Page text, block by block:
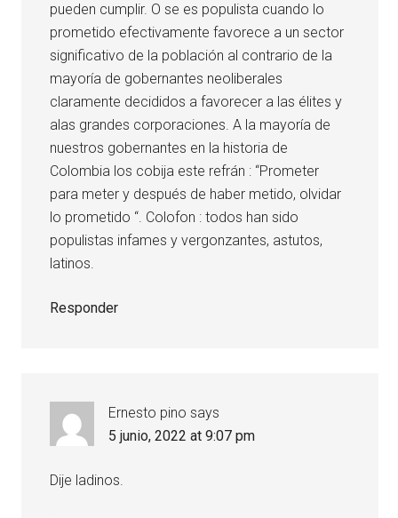
pueden cumplir. O se es populista cuando lo
prometido efectivamente favorece a un sector
significativo de la población al contrario de la
mayoría de gobernantes neoliberales
claramente decididos a favorecer a las élites y
alas grandes corporaciones. A la mayoría de
nuestros gobernantes en la historia de
Colombia los cobija este refrán : “Prometer
para meter y después de haber metido, olvidar
lo prometido “. Colofon : todos han sido
populistas infames y vergonzantes, astutos,
latinos.
Responder
Ernesto pino says
5 junio, 2022 at 9:07 pm
Dije ladinos.